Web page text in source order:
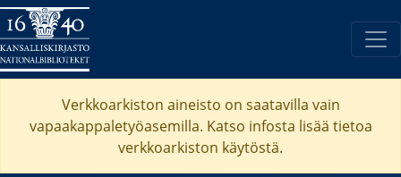
Verkkoarkiston aineisto on saatavilla vain
vapaakappaletyöasemilla. Katso infosta lisää tietoa
verkkoarkiston käytöstä.